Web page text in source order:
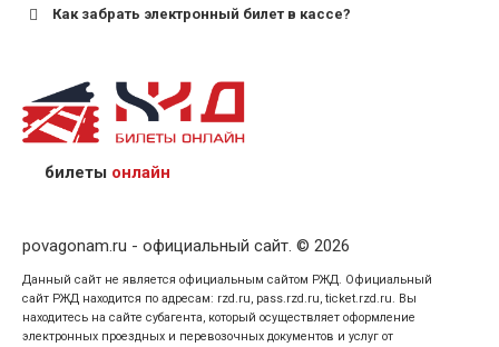
Как забрать электронный билет в кассе?
назвав кассиру 14-значный номер заказа;
предъявив удостоверение личности пассажира, на
кого оформлен билет.
билеты онлайн
povagonam.ru - официальный сайт. © 2026
Данный сайт не является официальным сайтом РЖД. Официальный
сайт РЖД находится по адресам: rzd.ru, pass.rzd.ru, ticket.rzd.ru. Вы
находитесь на сайте субагента, который осуществляет оформление
электронных проездных и перевозочных документов и услуг от